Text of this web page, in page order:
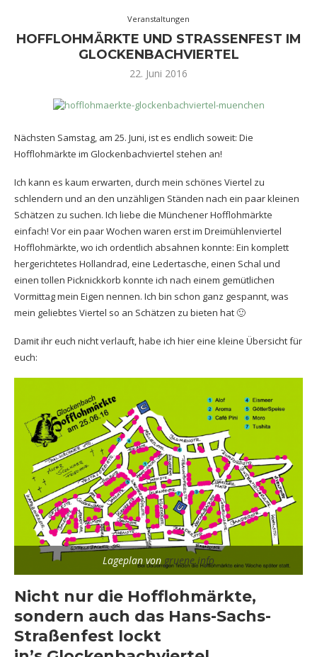
Veranstaltungen
HOFFLOHMÄRKTE UND STRASSENFEST IM G
LOCKENBACHVIERTEL
22. Juni 2016
Nächsten Samstag, am 25. Juni, ist es endlich soweit: Die
Hofflohmärkte im Glockenbachviertel stehen an!
Ich kann es kaum erwarten, durch mein schönes Viertel zu
schlendern und an den unzähligen Ständen nach ein paar kleinen
Schätzen zu suchen. Ich liebe die Münchener Hofflohmärkte
einfach! Vor ein paar Wochen waren erst im Dreimühlenviertel
Hofflohmärkte, wo ich ordentlich absahnen konnte: Ein komplett
hergerichtetes Hollandrad, eine Ledertasche, einen Schal und
einen tollen Picknickkorb konnte ich nach einem gemütlichen
Vormittag mein Eigen nennen. Ich bin schon ganz gespannt, was
mein geliebtes Viertel so an Schätzen zu bieten hat 🙂
Damit ihr euch nicht verlauft, habe ich hier eine kleine Übersicht für
euch:
Lageplan von gruene.info
Nicht nur die Hofflohmärkte,
sondern auch das Hans-Sachs-
Straßenfest lockt